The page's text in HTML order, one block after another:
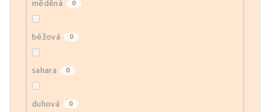
měděná 0
béžová 0
sahara 0
duhová 0